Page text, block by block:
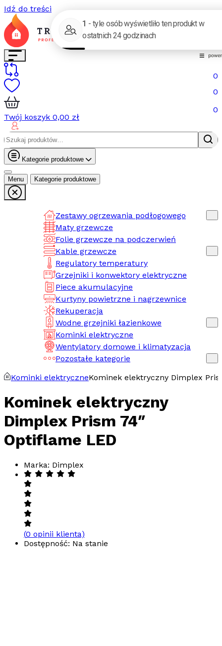
Idź do treści
0
0
0
Twój koszyk 0,00 zł
Szukaj:
Kategorie produktowe
Menu Kategorie produktowe
Zestawy ogrzewania podłogowego
Maty grzewcze
Folie grzewcze na podczerwień
Kable grzewcze
Regulatory temperatury
Grzejniki i konwektory elektryczne
Piece akumulacyjne
Kurtyny powietrzne i nagrzewnice
Rekuperacja
Wodne grzejniki łazienkowe
Kominki elektryczne
Wentylatory domowe i klimatyzacja
Pozostałe kategorie
Kominki elektryczneKominek elektryczny Dimplex
Kominek elektryczny
Dimplex Prism 74″
Optiflame LED
Marka: Dimplex
(0 opinii klienta)
Dostępność: Na stanie